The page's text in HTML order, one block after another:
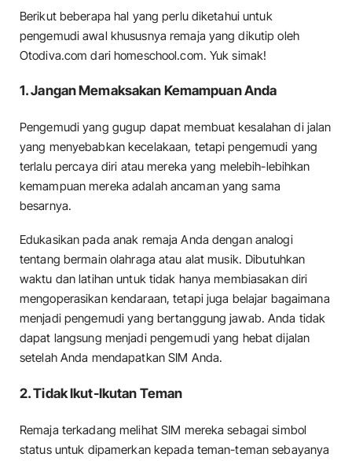
Berikut beberapa hal yang perlu diketahui untuk
pengemudi awal khususnya remaja yang dikutip oleh
Otodiva.com dari homeschool.com. Yuk simak!
1. Jangan Memaksakan Kemampuan Anda
Pengemudi yang gugup dapat membuat kesalahan di jalan
yang menyebabkan kecelakaan, tetapi pengemudi yang
terlalu percaya diri atau mereka yang melebih-lebihkan
kemampuan mereka adalah ancaman yang sama
besarnya.
Edukasikan pada anak remaja Anda dengan analogi
tentang bermain olahraga atau alat musik. Dibutuhkan
waktu dan latihan untuk tidak hanya membiasakan diri
mengoperasikan kendaraan, tetapi juga belajar bagaimana
menjadi pengemudi yang bertanggung jawab. Anda tidak
dapat langsung menjadi pengemudi yang hebat dijalan
setelah Anda mendapatkan SIM Anda.
2. Tidak Ikut-Ikutan Teman
Remaja terkadang melihat SIM mereka sebagai simbol
status untuk dipamerkan kepada teman-teman sebayanya